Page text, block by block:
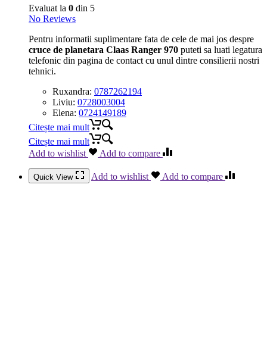
Evaluat la 0 din 5
No Reviews
Pentru informatii suplimentare fata de cele de mai jos despre
cruce de planetara Claas Ranger 970 puteti sa luati legatura
telefonic din pagina de contact cu unul dintre consilierii nostri
tehnici.
Ruxandra: 0787262194
Liviu: 0728003004
Elena: 0724149189
Citește mai mult
Citește mai mult
Add to wishlist
Add to compare
Quick View Add to wishlist Add to compare